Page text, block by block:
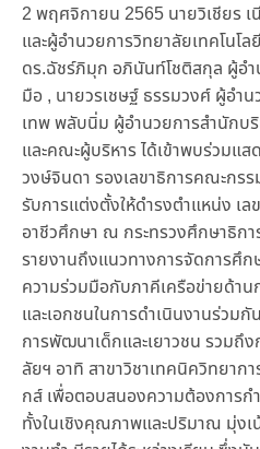
2 พฤศจิกายน 2565 นายวิเชียร
และผู้อำนวยการวิทยาลัยเทคโน
ดร.ฉัชร์ภิมุก อภินันท์โชติสกุล ผู้อำ
มือ , นายวรเชษฐ์ ธรรมวงศ์ ผู้อำ
เทพ พลับนิ่ม ผู้อำนวยการสำนักบ
และคณะผู้บริหาร ได้เข้าพบร่วมแ
วงษ์จินดา รองเลขาธิการคณะกร
รับการแต่งตั้งให้ดำรงตำแหน่ง เ
อาชีวศึกษา ณ กระทรวงศึกษาธิกา
รายงานถึงแนวทางการจัดการศึ
ความร่วมมือกับภาคีเครือข่ายด้า
และเอกชนในการดำเนินงานร่วม
การพัฒนาเด็กและเยาวชน รวมถึ
ลัยฯ อาทิ สาขาวิชาเทคนิควิทยาก
กส์ เพื่อตอบสนองความต้องการ
ทั้งในเชิงคุณภาพและปริมาณ มุ่งเ